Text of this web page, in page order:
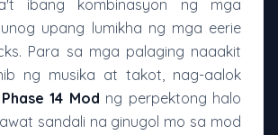
ibang kombinasyon ng mga
upang lumikha ng mga eerie
Para sa mga palaging naaakit
ng musika at takot, nag-aalok
14 Mod ng perpektong halo
sandali na ginugol mo sa mod